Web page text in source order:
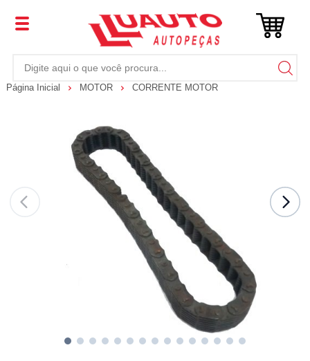
Página Inicial MOTOR CORRENTE MOTOR